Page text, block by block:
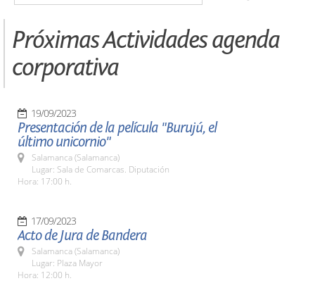
Próximas Actividades agenda
corporativa
19/09/2023
Presentación de la película "Burujú, el
último unicornio"
Salamanca (Salamanca)
Lugar: Sala de Comarcas. Diputación
Hora: 17:00 h.
17/09/2023
Acto de Jura de Bandera
Salamanca (Salamanca)
Lugar: Plaza Mayor
Hora: 12:00 h.